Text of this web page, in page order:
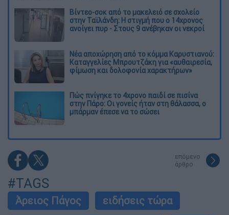
Βίντεο-σοκ από το μακελειό σε σχολείο
στην Ταϊλάνδη: Η στιγμή που ο 14χρονος
ανοίγει πυρ - Στους 9 ανέβηκαν οι νεκροί
Νέα αποχώρηση από το κόμμα Καρυστιανού:
Καταγγελίες Μπρουτζάκη για «αυθαιρεσία,
φίμωση και δολοφονία χαρακτήρων»
Πώς πνίγηκε το 4χρονο παιδί σε πισίνα
στην Πάρο: Οι γονείς ήταν στη θάλασσα, ο
μπάρμαν έπεσε να το σώσει
επόμενο
άρθρο
#TAGS
Άρειος Πάγος
ειδήσεις τώρα